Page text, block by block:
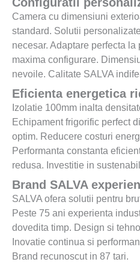
Camera cu dimensiuni
standard. Solutii
necesar. Adaptare perfecta
maxima configurare.
nevoile. Calitate SALVA
Eficienta energetica
Izolatie 100mm inalta
Echipament frigorific perfect
optim. Reducere costuri
Performanta constanta
redusa. Investitie in
Brand SALVA
SALVA ofera solutii pentru
Peste 75 ani experienta
dovedita timp. Design si
Inovatie continua si
Brand recunoscut in 87 tari.